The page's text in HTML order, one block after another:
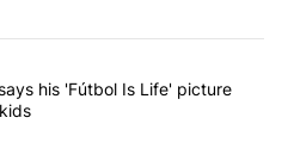
commented articles in the last
Fernández says his 'Fútbol Is
his 'Fútbol Is Life' picture